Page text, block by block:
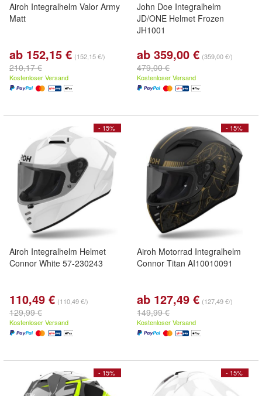
Airoh Integralhelm Valor Army
Matt
ab 152,15 € (152,15 €/)
210,17 €
Kostenloser Versand
John Doe Integralhelm
JD/ONE Helmet Frozen
JH1001
ab 359,00 € (359,00 €/)
479,00 €
Kostenloser Versand
- 15%
Airoh Integralhelm Helmet
Connor White 57-230243
110,49 € (110,49 €/)
129,99 €
Kostenloser Versand
- 15%
Airoh Motorrad Integralhelm
Connor Titan AI10010091
ab 127,49 € (127,49 €/)
149,99 €
Kostenloser Versand
- 15% - 15%